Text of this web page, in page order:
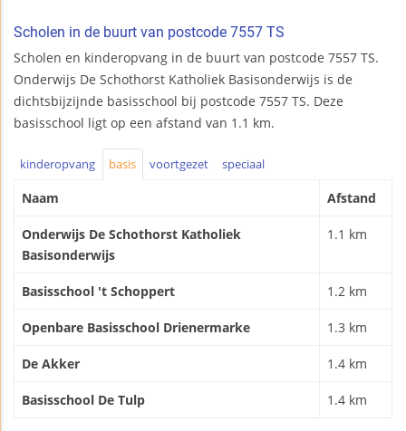
Scholen in de buurt van postcode 7557 TS
Scholen en kinderopvang in de buurt van postcode 7557 TS.
Onderwijs De Schothorst Katholiek Basisonderwijs is de
dichtsbijzijnde basisschool bij postcode 7557 TS. Deze
basisschool ligt op een afstand van 1.1 km.
kinderopvang basis voortgezet speciaal
Naam Afstand
Onderwijs De Schothorst Katholiek
Basisonderwijs
1.1 km
Basisschool 't Schoppert 1.2 km
Openbare Basisschool Drienermarke 1.3 km
De Akker 1.4 km
Basisschool De Tulp 1.4 km